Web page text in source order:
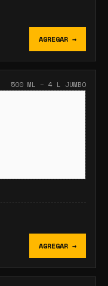
AGREGAR →
500 ML – 4 L JUMBO
AGREGAR →